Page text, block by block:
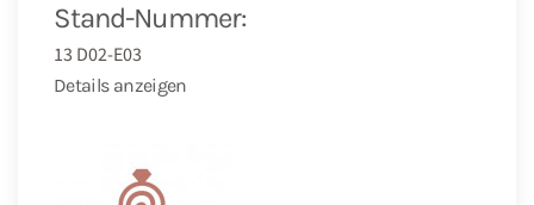
Stand-Nummer:
13 D02-E03
Details anzeigen